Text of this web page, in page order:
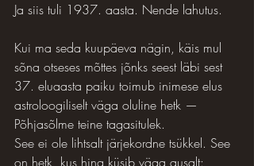
Ja siis tuli 1937. aasta. Nende lahutus.
Kui ma seda kuupäeva nägin, käis mul
sõna otseses mõttes jõnks seest läbi sest
37. eluaasta paiku toimub inimese elus
astroloogiliselt väga oluline hetk —
Põhjasõlme teine tagasitulek.
See ei ole lihtsalt järjekordne tsükkel. See
on hetk, kus hing küsib väga ausalt: